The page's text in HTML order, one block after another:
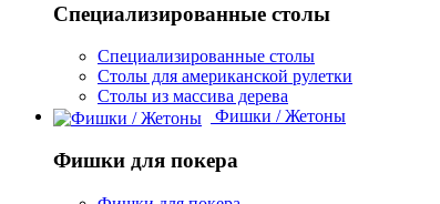
Специализированные столы
Специализированные столы
Столы для американской рулетки
Столы из массива дерева
Фишки / Жетоны
Фишки для покера